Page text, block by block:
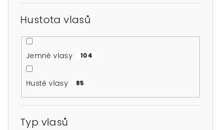
Hustota vlasů
Jemné vlasy 104
Husté vlasy 85
Typ vlasů